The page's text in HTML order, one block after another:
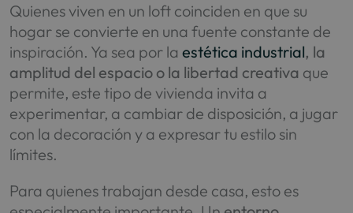
Quienes viven en un loft coinciden en que su
hogar se convierte en una fuente constante de
inspiración. Ya sea por la estética industrial, la
amplitud del espacio o la libertad creativa que
permite, este tipo de vivienda invita a
experimentar, a cambiar de disposición, a jugar
con la decoración y a expresar tu estilo sin
límites.
Para quienes trabajan desde casa, esto es